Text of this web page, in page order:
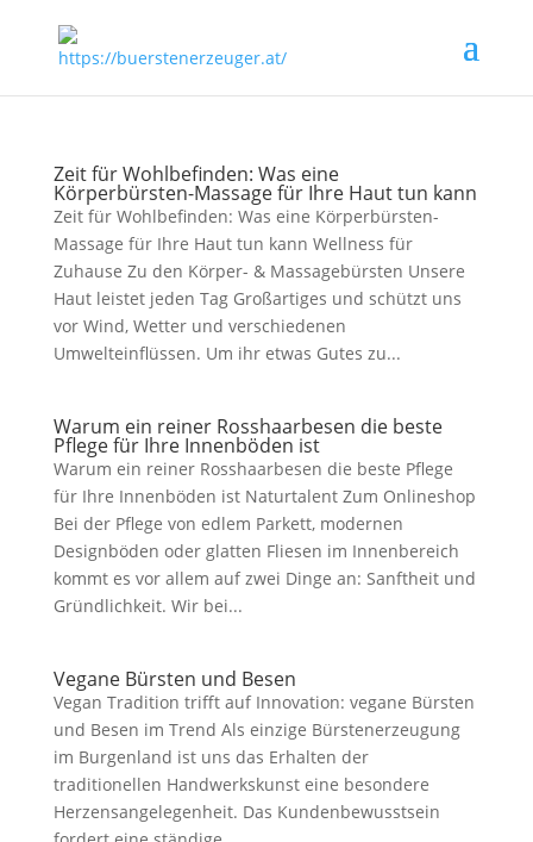
Zeit für Wohlbefinden: Was eine
Körperbürsten-Massage für Ihre Haut tun kann
Zeit für Wohlbefinden: Was eine Körperbürsten-
Massage für Ihre Haut tun kann Wellness für
Zuhause Zu den Körper- & Massagebürsten Unsere
Haut leistet jeden Tag Großartiges und schützt uns
vor Wind, Wetter und verschiedenen
Umwelteinflüssen. Um ihr etwas Gutes zu...
Warum ein reiner Rosshaarbesen die beste
Pflege für Ihre Innenböden ist
Warum ein reiner Rosshaarbesen die beste Pflege
für Ihre Innenböden ist Naturtalent Zum Onlineshop
Bei der Pflege von edlem Parkett, modernen
Designböden oder glatten Fliesen im Innenbereich
kommt es vor allem auf zwei Dinge an: Sanftheit und
Gründlichkeit. Wir bei...
Vegane Bürsten und Besen
Vegan Tradition trifft auf Innovation: vegane Bürsten
und Besen im Trend Als einzige Bürstenerzeugung
im Burgenland ist uns das Erhalten der
traditionellen Handwerkskunst eine besondere
Herzensangelegenheit. Das Kundenbewusstsein